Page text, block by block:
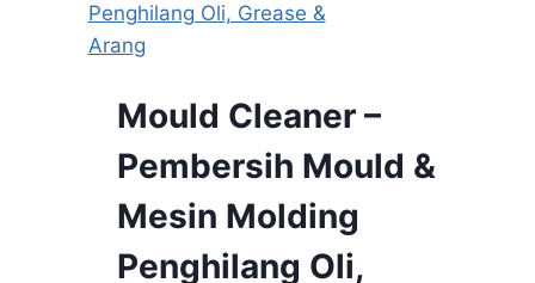
Mould Cleaner –
Pembersih Mould &
Mesin Molding
Penghilang Oli,